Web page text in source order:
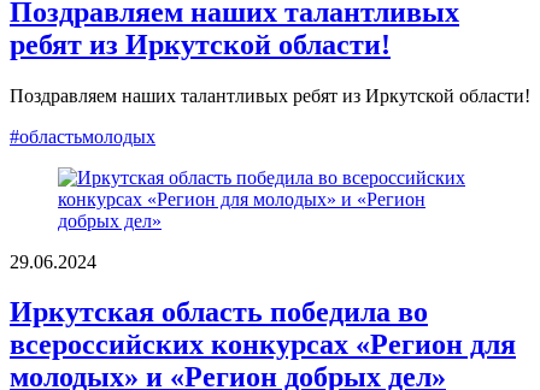
Поздравляем наших талантливых
ребят из Иркутской области!
Поздравляем наших талантливых ребят из Иркутской области!
#областьмолодых
29.06.2024
Иркутская область победила во
всероссийских конкурсах «Регион для
молодых» и «Регион добрых дел»